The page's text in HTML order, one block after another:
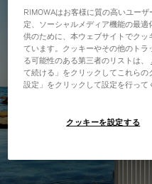
RIMOWAはお客様に質の高いユー
定、ソーシャルメディア機能の最
供のために、本ウェブサイトでク
ています。クッキーやその他のト
る可能性のある第三者のリストは、
て続ける」をクリックしてこれら
設定」をクリックして設定を行って
クッキーを設定する